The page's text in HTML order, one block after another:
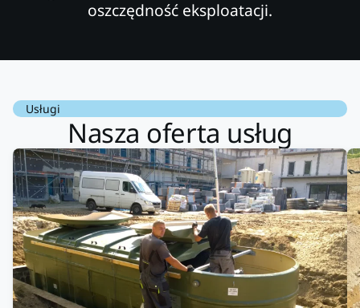
oszczędność eksploatacji.
Usługi
Nasza oferta usług